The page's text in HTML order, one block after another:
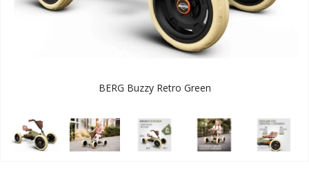
BERG Buzzy Retro Green